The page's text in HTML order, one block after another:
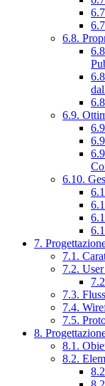
6.8.
6.9.
6.10.
7.
7.1.
7.2.
7.3.
7.4.
7.5.
8.
8.1.
8.2.